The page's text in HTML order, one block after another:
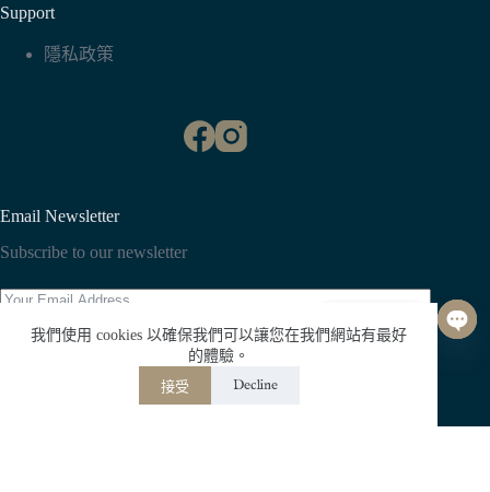
我們使用 cookies 以確保我們可以讓您在我們網站有最好
的體驗。
接受 Decline
Support
隱私政策
Email Newsletter
Subscribe to our newsletter